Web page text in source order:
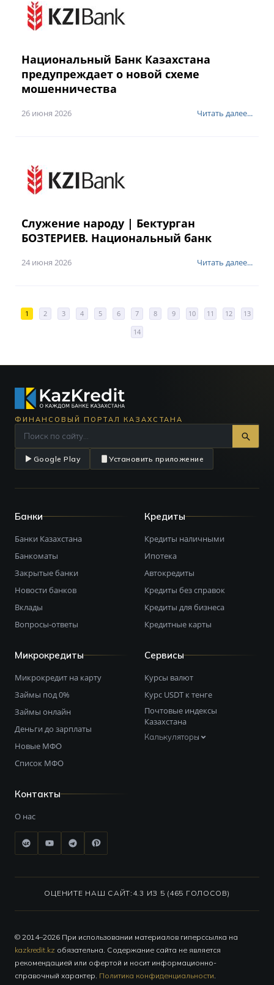
Национальный Банк Казахстана
предупреждает о новой схеме
мошенничества
26 июня 2026 Читать далее...
Служение народу | Бектурган
БОЗТЕРИЕВ. Национальный банк
24 июня 2026 Читать далее...
1 2 3 4 5 6 7 8 9 10 11 12 13
14
ФИНАНСОВЫЙ ПОРТАЛ КАЗАХСТАНА
Google Play Установить приложение
Банки
Банки Казахстана
Банкоматы
Закрытые банки
Новости банков
Вклады
Вопросы-ответы
Кредиты
Кредиты наличными
Ипотека
Автокредиты
Кредиты без справок
Кредиты для бизнеса
Кредитные карты
Микрокредиты
Микрокредит на карту
Займы под 0%
Займы онлайн
Деньги до зарплаты
Новые МФО
Список МФО
Сервисы
Курсы валют
Курс USDT к тенге
Почтовые индексы
Казахстана
Калькуляторы
Контакты
О нас
ОЦЕНИТЕ НАШ САЙТ: 4.3 ИЗ 5 (465 ГОЛОСОВ)
© 2014–2026 При использовании материалов гиперссылка на
kazkredit.kz обязательна. Содержание сайта не является
рекомендацией или офертой и носит информационно-
справочный характер. Политика конфиденциальности.